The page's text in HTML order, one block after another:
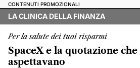
CONTENUTI PROMOZIONALI
LA CLINICA DELLA FINANZA
Per la salute dei tuoi risparmi
SpaceX e la quotazione
aspettavano